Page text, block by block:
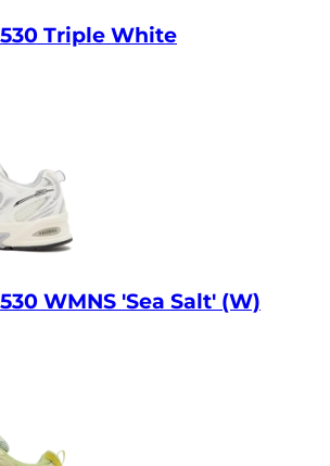
Triple White
WMNS 'Sea Salt' (W)